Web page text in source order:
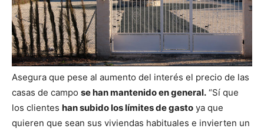
Asegura que pese al aumento del interés el precio de las
casas de campo se han mantenido en general. “Sí que
los clientes han subido los límites de gasto ya que
quieren que sean sus viviendas habituales e invierten un